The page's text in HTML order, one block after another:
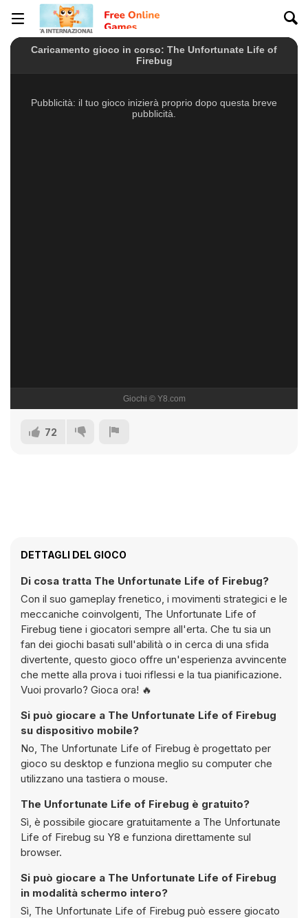
72
DETTAGLI DEL GIOCO
Di cosa tratta The Unfortunate Life of Firebug?
Con il suo gameplay frenetico, i movimenti strategici e le
meccaniche coinvolgenti, The Unfortunate Life of
Firebug tiene i giocatori sempre all'erta. Che tu sia un
fan dei giochi basati sull'abilità o in cerca di una sfida
divertente, questo gioco offre un'esperienza avvincente
che mette alla prova i tuoi riflessi e la tua pianificazione.
Vuoi provarlo? Gioca ora! 🔥
Si può giocare a The Unfortunate Life of Firebug
su dispositivo mobile?
No, The Unfortunate Life of Firebug è progettato per
gioco su desktop e funziona meglio su computer che
utilizzano una tastiera o mouse.
The Unfortunate Life of Firebug è gratuito?
Sì, è possibile giocare gratuitamente a The Unfortunate
Life of Firebug su Y8 e funziona direttamente sul
browser.
Si può giocare a The Unfortunate Life of Firebug
in modalità schermo intero?
Sì, The Unfortunate Life of Firebug può essere giocato